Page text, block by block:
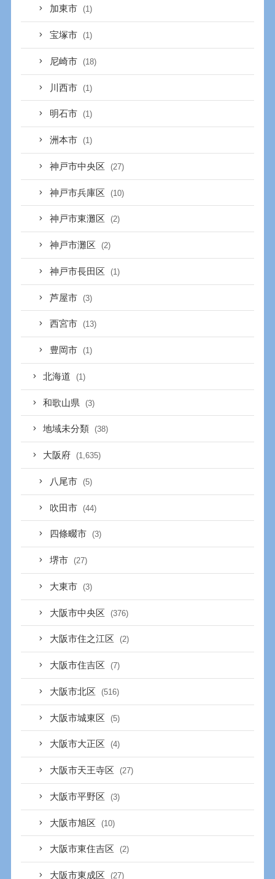
加東市 (1)
宝塚市 (1)
尼崎市 (18)
川西市 (1)
明石市 (1)
洲本市 (1)
神戸市中央区 (27)
神戸市兵庫区 (10)
神戸市東灘区 (2)
神戸市灘区 (2)
神戸市長田区 (1)
芦屋市 (3)
西宮市 (13)
豊岡市 (1)
北海道 (1)
和歌山県 (3)
地域未分類 (38)
大阪府 (1,635)
八尾市 (5)
吹田市 (44)
四條畷市 (3)
堺市 (27)
大東市 (3)
大阪市中央区 (376)
大阪市住之江区 (2)
大阪市住吉区 (7)
大阪市北区 (516)
大阪市城東区 (5)
大阪市大正区 (4)
大阪市天王寺区 (27)
大阪市平野区 (3)
大阪市旭区 (10)
大阪市東住吉区 (2)
大阪市東成区 (27)